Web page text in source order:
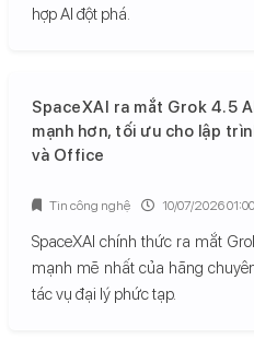
hợp AI đột phá.
SpaceXAI ra mắt Grok 4.5
mạnh hơn, tối ưu cho lập
và Office
SpaceXAI chính thức ra mắt
mạnh mẽ nhất của hãng
tác vụ đại lý phức tạp.
Tin công nghệ 10/07/2026 01:00